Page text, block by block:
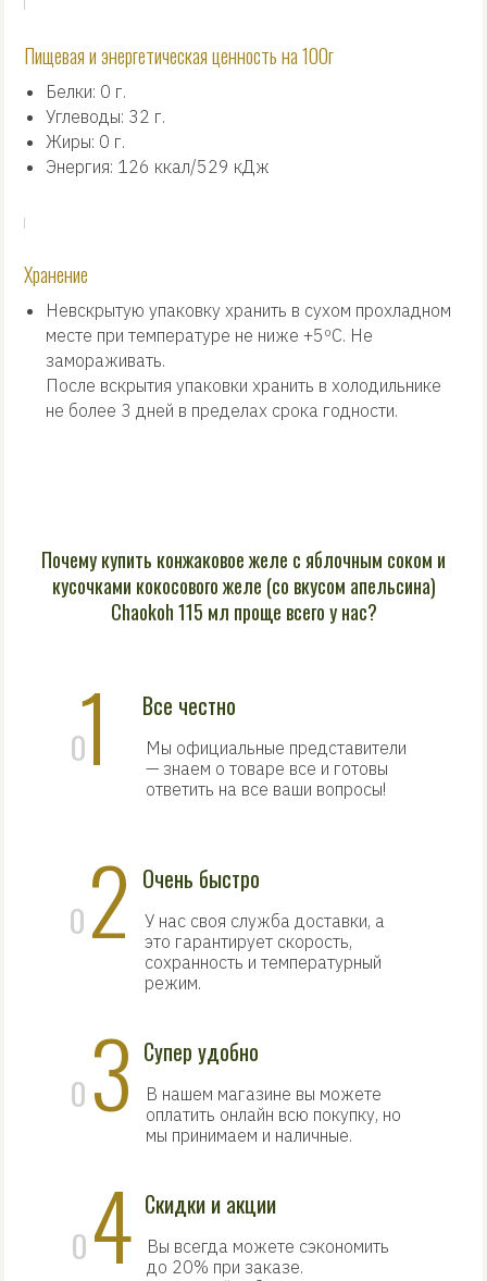
Пищевая и энергетическая ценность на 100г
Белки: 0 г.
Углеводы: 32 г.
Жиры: 0 г.
Энергия: 126 ккал/529 кДж
Хранение
Невскрытую упаковку хранить в сухом прохладном
месте при температуре не ниже +5ºС. Не
замораживать.
После вскрытия упаковки хранить в холодильнике
не более 3 дней в пределах срока годности.
Почему купить конжаковое желе с яблочным соком и
кусочками кокосового желе (со вкусом апельсина)
Chaokoh 115 мл проще всего у нас?
1
0
Все честно
Мы официальные представители
— знаем о товаре все и готовы
ответить на все ваши вопросы!
2
0
Очень быстро
У нас своя служба доставки, а
это гарантирует скорость,
сохранность и температурный
режим.
3
0
Супер удобно
В нашем магазине вы можете
оплатить онлайн всю покупку, но
мы принимаем и наличные.
4
0
Скидки и акции
Вы всегда можете сэкономить
до 20% при заказе.